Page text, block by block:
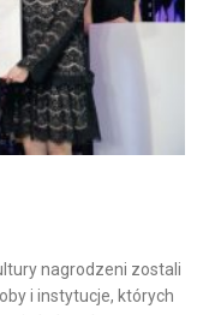
nagrodzeni zostali
i instytucje, których